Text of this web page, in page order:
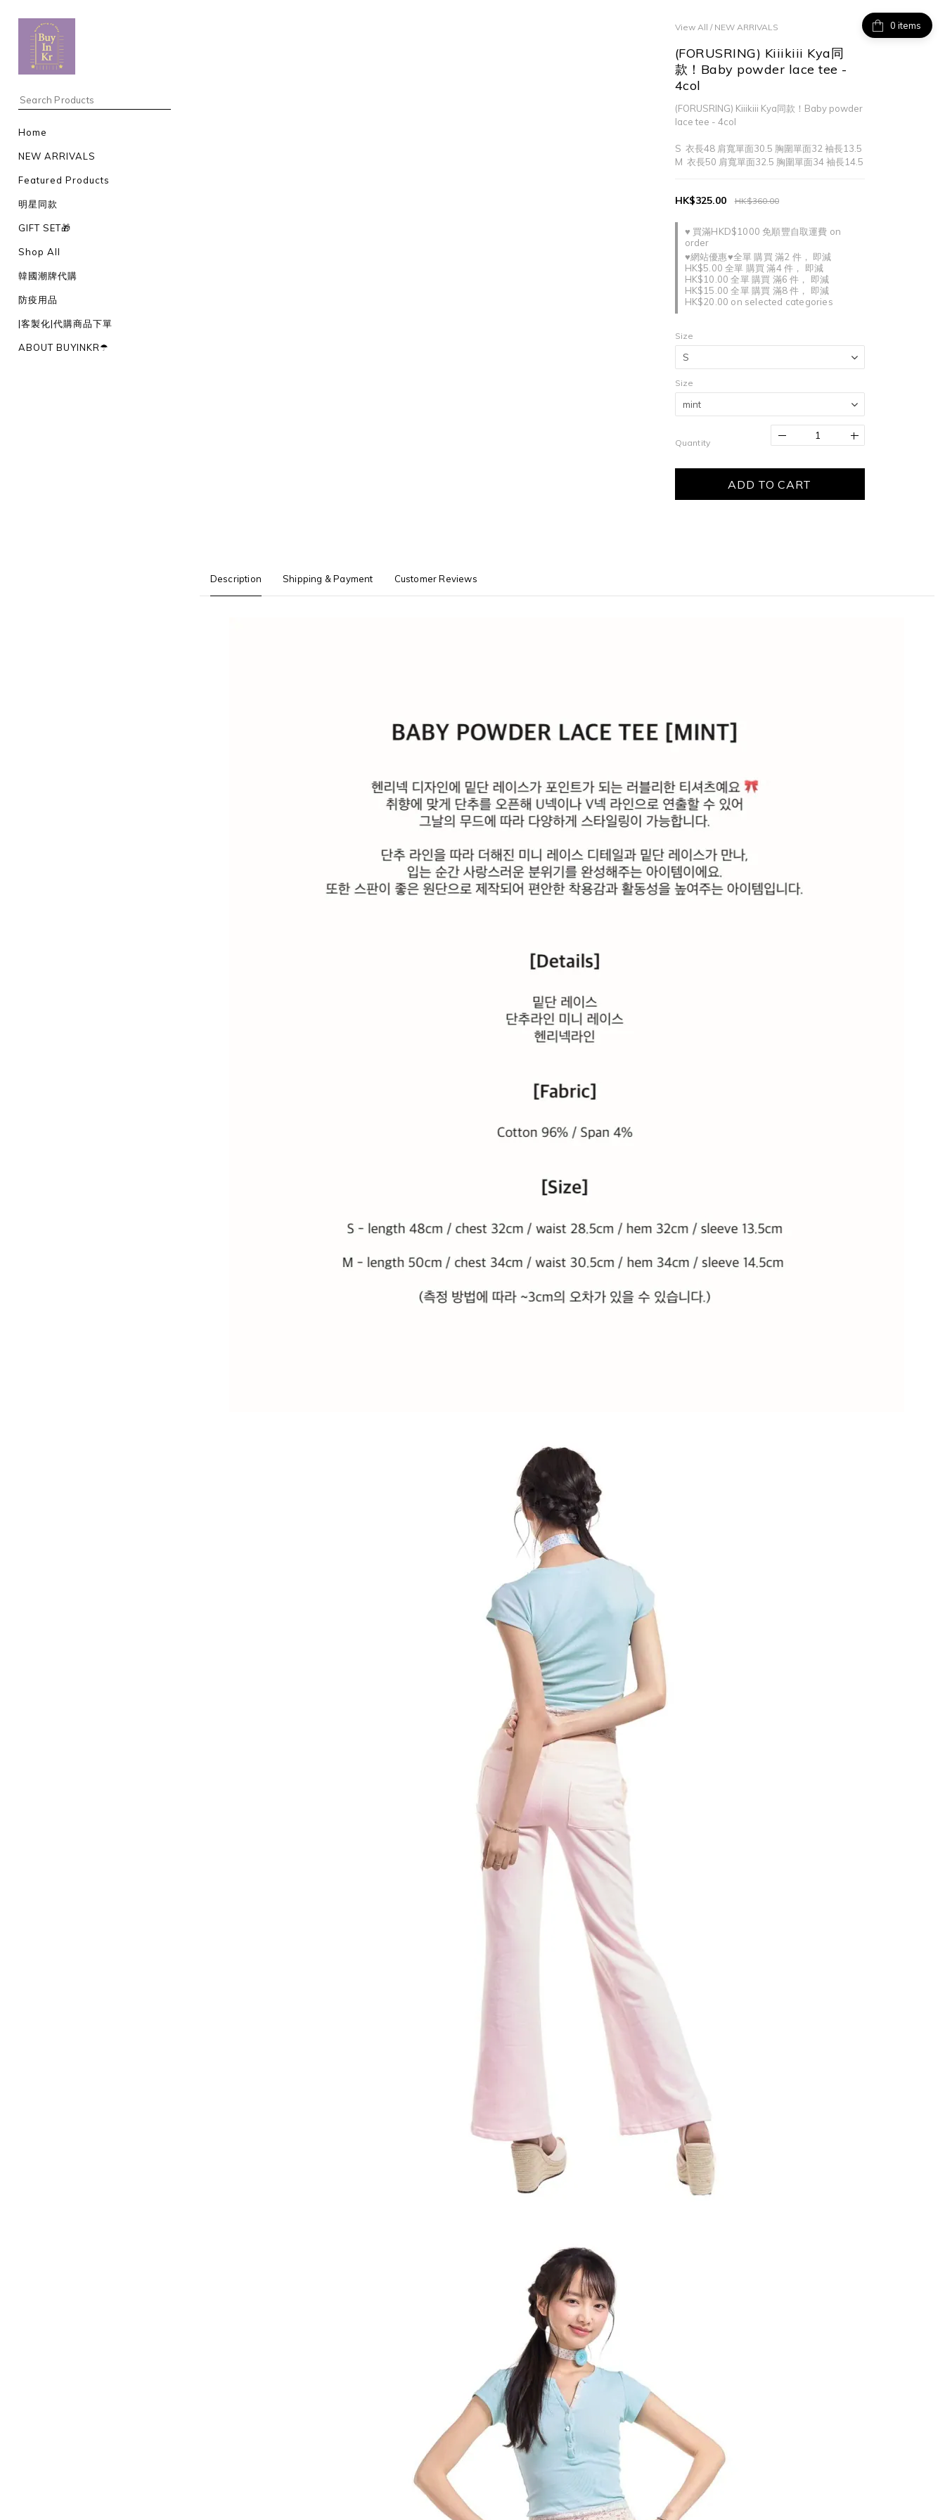
Home
NEW ARRIVALS
Featured Products
明星同款
GIFT SET🎁
Shop All
韓國潮牌代購
防疫用品
|客製化|代購商品下單
ABOUT BUYINKR☂︎
items
View All / NEW ARRIVALS
(FORUSRING) Kiiikiii Kya同
款！Baby powder lace tee -
4col
(FORUSRING) Kiiikiii Kya同款！Baby powder
lace tee - 4col
S  衣長48 肩寬單面30.5 胸圍單面32 袖長13.5
M  衣長50 肩寬單面32.5 胸圍單面34 袖長14.5
♥ 買滿HKD$1000 免順豐自取運費 on
order
♥網站優惠♥全單 購買 滿2 件， 即減
HK$5.00 全單 購買 滿4 件， 即減
HK$10.00 全單 購買 滿6 件， 即減
HK$15.00 全單 購買 滿8 件， 即減
HK$20.00 on selected categories
HK$360.00
HK$325.00
Size
Size
Quantity
ADD TO CART
Description Shipping & Payment Customer Reviews